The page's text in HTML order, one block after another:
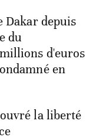
Dakar depuis
du
d'euros
en
la liberté